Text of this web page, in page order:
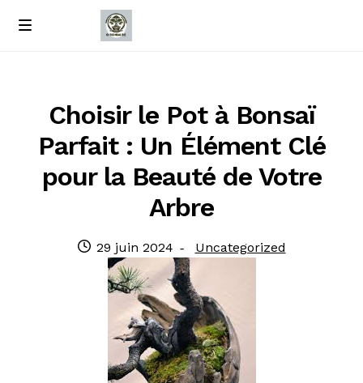
Passer
Passer
M
À propos de nous
Contact
Politique de confidentialité
Choisir le Pot à Bonsaï
Parfait : Un Élément Clé
pour la Beauté de Votre
Arbre
Publié
29 juin 2024
Catégorie
Uncategorized